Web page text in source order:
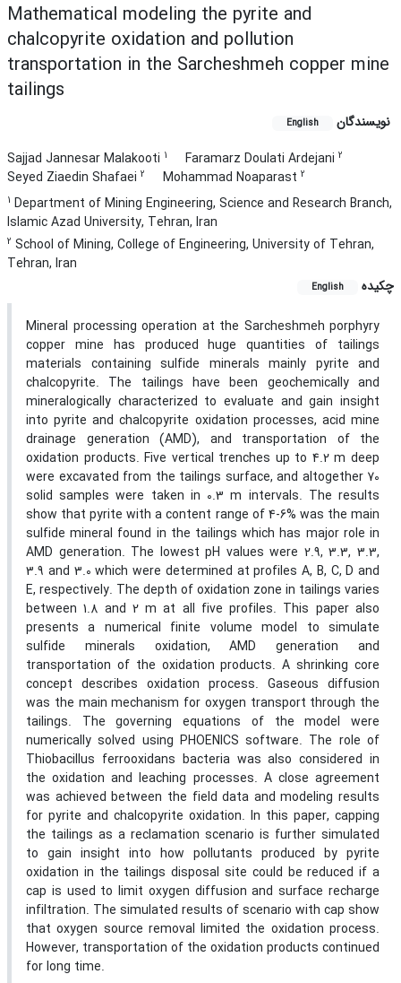
Mathematical modeling the pyrite and
chalcopyrite oxidation and pollution
transportation in the Sarcheshmeh copper mine
tailings
نویسندگان English
Sajjad Jannesar Malakooti 1 Faramarz Doulati Ardejani 2
Seyed Ziaedin Shafaei 2 Mohammad Noaparast 2
1 Department of Mining Engineering, Science and Research Branch,
Islamic Azad University, Tehran, Iran
2 School of Mining, College of Engineering, University of Tehran,
Tehran, Iran
چکیده
English
Mineral processing operation at the Sarcheshmeh porphyry
copper mine has produced huge quantities of tailings
materials containing sulfide minerals mainly pyrite and
chalcopyrite. The tailings have been geochemically and
mineralogically characterized to evaluate and gain insight
into pyrite and chalcopyrite oxidation processes, acid mine
drainage generation (AMD), and transportation of the
oxidation products. Five vertical trenches up to 4.2 m deep
were excavated from the tailings surface, and altogether 70
solid samples were taken in 0.3 m intervals. The results
show that pyrite with a content range of 4-6% was the main
sulfide mineral found in the tailings which has major role in
AMD generation. The lowest pH values were 2.9, 3.3, 3.3,
3.9 and 3.0 which were determined at profiles A, B, C, D and
E, respectively. The depth of oxidation zone in tailings varies
between 1.8 and 2 m at all five profiles. This paper also
presents a numerical finite volume model to simulate
sulfide minerals oxidation, AMD generation and
transportation of the oxidation products. A shrinking core
concept describes oxidation process. Gaseous diffusion
was the main mechanism for oxygen transport through the
tailings. The governing equations of the model were
numerically solved using PHOENICS software. The role of
Thiobacillus ferrooxidans bacteria was also considered in
the oxidation and leaching processes. A close agreement
was achieved between the field data and modeling results
for pyrite and chalcopyrite oxidation. In this paper, capping
the tailings as a reclamation scenario is further simulated
to gain insight into how pollutants produced by pyrite
oxidation in the tailings disposal site could be reduced if a
cap is used to limit oxygen diffusion and surface recharge
infiltration. The simulated results of scenario with cap show
that oxygen source removal limited the oxidation process.
However, transportation of the oxidation products continued
for long time.